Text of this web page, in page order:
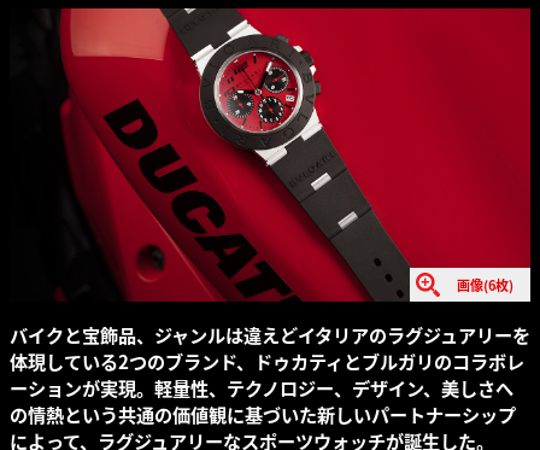
画像(6枚)
バイクと宝飾品、ジャンルは違えどイタリアのラグジュアリーを
体現している2つのブランド、ドゥカティとブルガリのコラボレ
ーションが実現。軽量性、テクノロジー、デザイン、美しさへ
の情熱という共通の価値観に基づいた新しいパートナーシップ
によって、ラグジュアリーなスポーツウォッチが誕生した。